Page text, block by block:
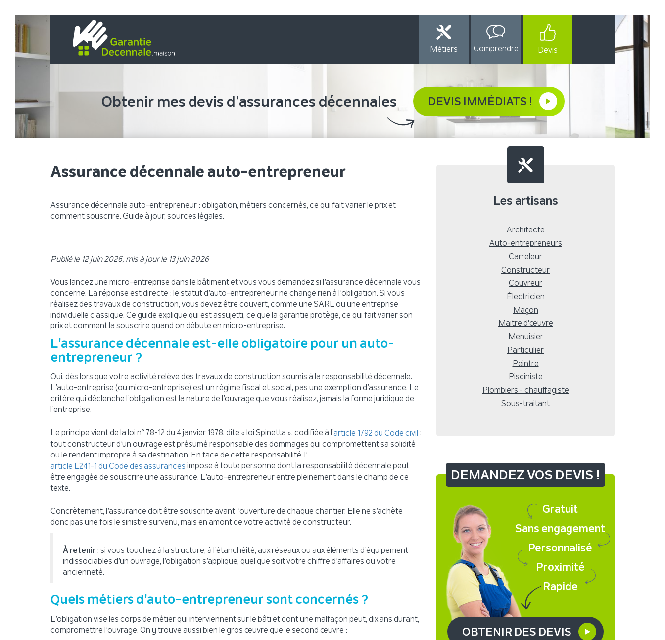
Métiers Comprendre Devis
Obtenir mes devis d’assurances décennales DEVIS IMMÉDIATS !
Assurance décennale auto-entrepreneur
Assurance décennale auto-entrepreneur : obligation, métiers concernés, ce qui fait varier le prix et
comment souscrire. Guide à jour, sources légales.
Publié le 12 juin 2026, mis à jour le 13 juin 2026
Vous lancez une micro-entreprise dans le bâtiment et vous vous demandez si l’assurance décennale vous
concerne. La réponse est directe : le statut d’auto-entrepreneur ne change rien à l’obligation. Si vous
réalisez des travaux de construction, vous devez être couvert, comme une SARL ou une entreprise
individuelle classique. Ce guide explique qui est assujetti, ce que la garantie protège, ce qui fait varier son
prix et comment la souscrire quand on débute en micro-entreprise.
L’assurance décennale est-elle obligatoire pour un auto-
entrepreneur ?
Oui, dès lors que votre activité relève des travaux de construction soumis à la responsabilité décennale.
L’auto-entreprise (ou micro-entreprise) est un régime fiscal et social, pas une exemption d’assurance. Le
critère qui déclenche l’obligation est la nature de l’ouvrage que vous réalisez, jamais la forme juridique de
l’entreprise.
Le principe vient de la loi n° 78-12 du 4 janvier 1978, dite « loi Spinetta », codifiée à l’article 1792 du Code civil :
tout constructeur d’un ouvrage est présumé responsable des dommages qui compromettent sa solidité
ou le rendent impropre à sa destination. En face de cette responsabilité, l’
article L241-1 du Code des assurances impose à toute personne dont la responsabilité décennale peut
être engagée de souscrire une assurance. L’auto-entrepreneur entre pleinement dans le champ de ce
texte.
Concrètement, l’assurance doit être souscrite avant l’ouverture de chaque chantier. Elle ne s’achète
donc pas une fois le sinistre survenu, mais en amont de votre activité de constructeur.
À retenir : si vous touchez à la structure, à l’étanchéité, aux réseaux ou aux éléments d’équipement
indissociables d’un ouvrage, l’obligation s’applique, quel que soit votre chiffre d’affaires ou votre
ancienneté.
Quels métiers d’auto-entrepreneur sont concernés ?
L’obligation vise les corps de métier qui interviennent sur le bâti et dont une malfaçon peut, dix ans durant,
compromettre l’ouvrage. On y trouve aussi bien le gros œuvre que le second œuvre :
Les artisans
Architecte
Auto-entrepreneurs
Carreleur
Constructeur
Couvreur
Électricien
Maçon
Maitre d'œuvre
Menuisier
Particulier
Peintre
Pisciniste
Plombiers - chauffagiste
Sous-traitant
DEMANDEZ VOS DEVIS !
Gratuit
Sans engagement
Personnalisé
Proximité
Rapide
OBTENIR DES DEVIS